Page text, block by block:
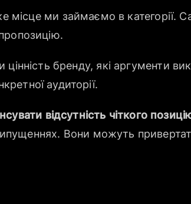
місце ми займаємо в категорії.
цінність бренду, які аргументи
аудиторії.
відсутність чіткого
Вони можуть